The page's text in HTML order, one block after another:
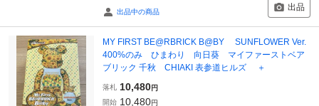
出品中の商品 出品
MY FIRST BE@RBRICK B@BY SUNFLOWER Ver.
400%のみ ひまわり 向日葵 マイファーストベア
ブリック 千秋 CHIAKI 表参道ヒルズ ＋
落札 10,480円
開始 10,480円